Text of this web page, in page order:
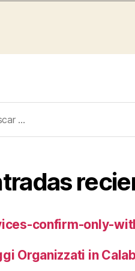
confirm-only-
Organizzati in